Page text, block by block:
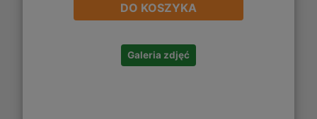
DO KOSZYKA
Galeria zdjęć